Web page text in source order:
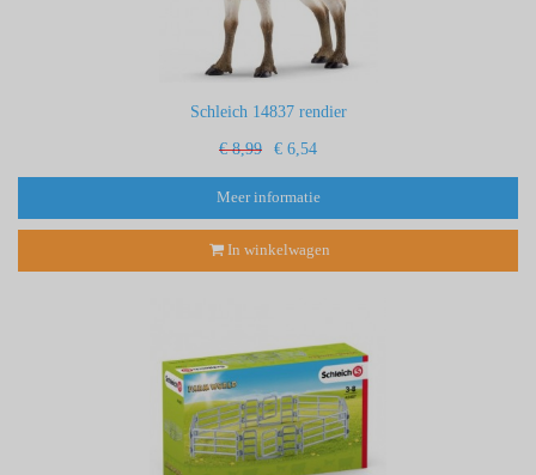
Schleich 14837 rendier
€ 8,99 € 6,54
Meer informatie
In winkelwagen